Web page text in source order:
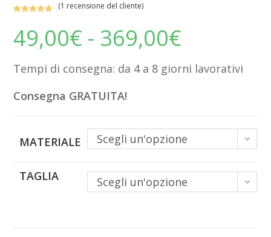
su 5 su
base di
(1 recensione del cliente)
49,00€ - 369,00€
49,00€
a
Tempi di consegna: da 4 a 8 giorni lavorativi
Consegna GRATUITA!
MATERIALE Scegli un'opzione
TAGLIA Scegli un'opzione